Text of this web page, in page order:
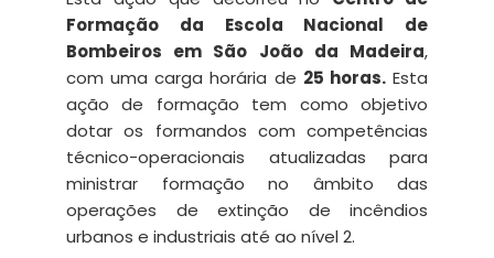
Formação da Escola Nacional de
Bombeiros em São João da Madeira,
com uma carga horária de 25 horas.Esta
ação de formação tem como objetivo
dotar os formandos com competências
técnico-operacionais atualizadas para
ministrar formação no âmbito das
operações de extinção de incêndios
urbanos e industriais até ao nível 2.